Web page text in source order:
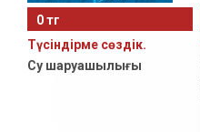
0 тг
Түсiндiрме сөздiк.
Су шаруашылығы